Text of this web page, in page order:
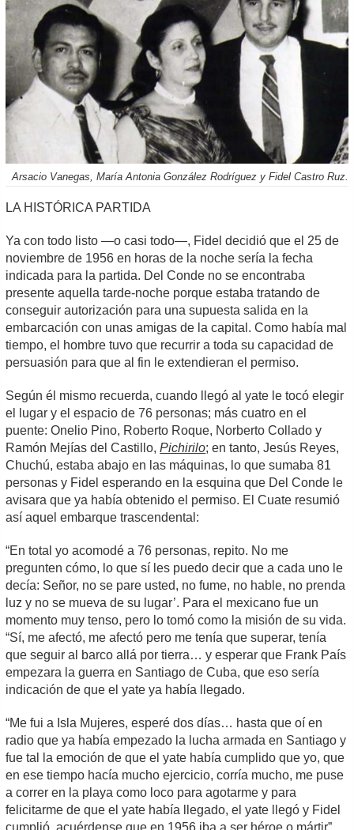
Arsacio Vanegas, María Antonia González Rodríguez y Fidel Castro Ruz.
LA HISTÓRICA PARTIDA
Ya con todo listo —o casi todo—, Fidel decidió que el 25 de
noviembre de 1956 en horas de la noche sería la fecha
indicada para la partida. Del Conde no se encontraba
presente aquella tarde-noche porque estaba tratando de
conseguir autorización para una supuesta salida en la
embarcación con unas amigas de la capital. Como había mal
tiempo, el hombre tuvo que recurrir a toda su capacidad de
persuasión para que al fin le extendieran el permiso.
Según él mismo recuerda, cuando llegó al yate le tocó elegir
el lugar y el espacio de 76 personas; más cuatro en el
puente: Onelio Pino, Roberto Roque, Norberto Collado y
Ramón Mejías del Castillo,Pichirilo; en tanto, Jesús Reyes,
Chuchú, estaba abajo en las máquinas, lo que sumaba 81
personas y Fidel esperando en la esquina que Del Conde le
avisara que ya había obtenido el permiso. El Cuate resumió
así aquel embarque trascendental:
“En total yo acomodé a 76 personas, repito. No me
pregunten cómo, lo que sí les puedo decir que a cada uno le
decía: Señor, no se pare usted, no fume, no hable, no prenda
luz y no se mueva de su lugar’. Para el mexicano fue un
momento muy tenso, pero lo tomó como la misión de su vida.
“Sí, me afectó, me afectó pero me tenía que superar, tenía
que seguir al barco allá por tierra… y esperar que Frank País
empezara la guerra en Santiago de Cuba, que eso sería
indicación de que el yate ya había llegado.
“Me fui a Isla Mujeres, esperé dos días… hasta que oí en
radio que ya había empezado la lucha armada en Santiago y
fue tal la emoción de que el yate había cumplido que yo, que
en ese tiempo hacía mucho ejercicio, corría mucho, me puse
a correr en la playa como loco para agotarme y para
felicitarme de que el yate había llegado, el yate llegó y Fidel
cumplió, acuérdense que en 1956 iba a ser héroe o mártir”.